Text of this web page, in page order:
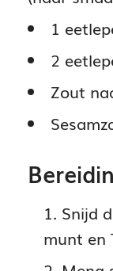
1
2
Zout
Snijd
munt en